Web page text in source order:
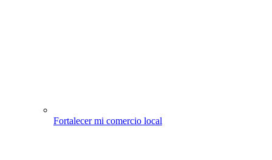
Fortalecer mi comercio local